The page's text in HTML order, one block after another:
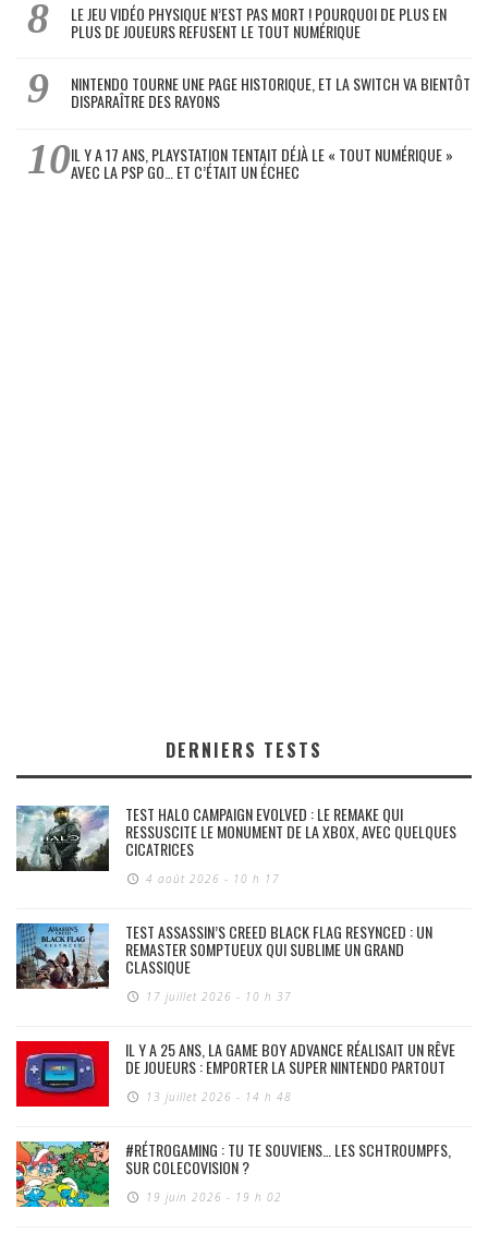
LE JEU VIDÉO PHYSIQUE N’EST PAS MORT ! POURQUOI DE PLUS EN
PLUS DE JOUEURS REFUSENT LE TOUT NUMÉRIQUE
NINTENDO TOURNE UNE PAGE HISTORIQUE, ET LA SWITCH VA BIENTÔT
DISPARAÎTRE DES RAYONS
IL Y A 17 ANS, PLAYSTATION TENTAIT DÉJÀ LE « TOUT NUMÉRIQUE »
AVEC LA PSP GO… ET C’ÉTAIT UN ÉCHEC
DERNIERS TESTS
TEST HALO CAMPAIGN EVOLVED : LE REMAKE QUI
RESSUSCITE LE MONUMENT DE LA XBOX, AVEC QUELQUES
CICATRICES
4 août 2026 - 10 h 17
TEST ASSASSIN’S CREED BLACK FLAG RESYNCED : UN
REMASTER SOMPTUEUX QUI SUBLIME UN GRAND
CLASSIQUE
17 juillet 2026 - 10 h 37
IL Y A 25 ANS, LA GAME BOY ADVANCE RÉALISAIT UN RÊVE
DE JOUEURS : EMPORTER LA SUPER NINTENDO PARTOUT
13 juillet 2026 - 14 h 48
#RÉTROGAMING : TU TE SOUVIENS… LES SCHTROUMPFS,
SUR COLECOVISION ?
19 juin 2026 - 19 h 02